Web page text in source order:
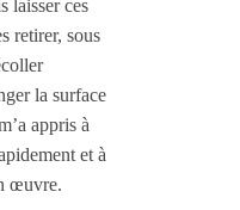
laisser ces
retirer, sous
la surface
appris à
et à
œuvre.